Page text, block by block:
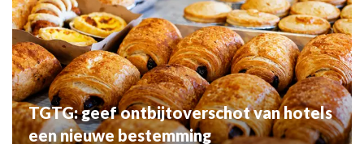
TGTG: geef ontbijtoverschot van hotels
een nieuwe bestemming